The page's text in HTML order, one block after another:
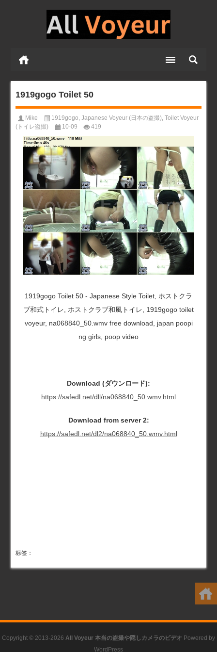
1919gogo Toilet 50
Mike 1919gogo ,Japanese Voyeur (日本の盗撮) ,Toilet Voyeur
(トイレ盗撮)
10-09 419
1919gogo Toilet 50 - Japanese Style Toilet, ホストクラ
ブ和式トイレ, ホストクラブ和風トイレ, 1919gogo toilet
voyeur, na068840_50.wmv free download, japan poopi
ng girls, poop video
Download (ダウンロード):
https://safedl.net/dll/na068840_50.wmv.html
Download from server 2:
https://safedl.net/dl2/na068840_50.wmv.html
标签：
Copyright © 2013-2026 All Voyeur 本当の盗撮や隠しカメラのビデオ Powered by
WordPress